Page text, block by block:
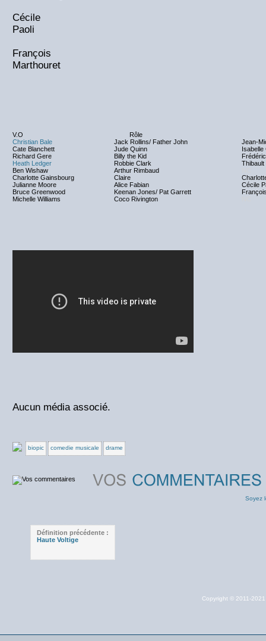
Cécile
Paoli
François
Marthouret
V.O
Rôle
Christian Bale
Jack Rollins/ Father John
Jean-
Cate Blanchett
Jude Quinn
Isabelle
Richard Gere
Billy the Kid
Heath Ledger
Robbie Clark
Thibault
Ben Wishaw
Arthur Rimbaud
Charlotte Gainsbourg
Claire
Julianne Moore
Alice Fabian
Cécile
Bruce Greenwood
Keenan Jones/ Pat Garrett
Michelle Williams
Coco Rivington
Aucun média associé.
biopic comedie musicale drame
Soyez
Définition précédente :
Haute Voltige
Copyright © 2011-